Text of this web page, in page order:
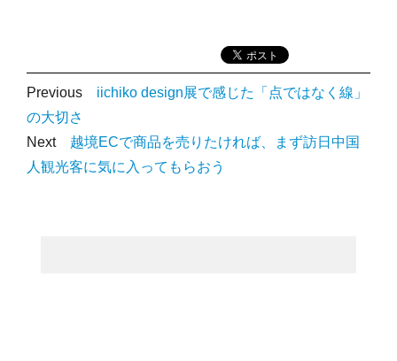
Previous iichiko design展で感じた「点ではなく線」
の大切さ
Next 越境ECで商品を売りたければ、まず訪日中国
人観光客に気に入ってもらおう